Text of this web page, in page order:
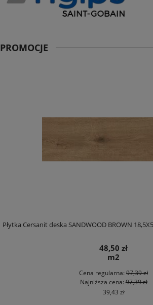
PROMOCJE
Płytka Cersanit deska SANDWOOD BROWN
48,50 zł
m2
Cena regularna: 97,39 zł
Najniższa cena:97,39 zł
39,43 zł